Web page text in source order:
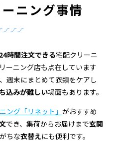
ニング事情
24時間注文できる宅配クリーニ
ーニング店も点在しています
週末にまとめて衣類をケアし
込みが難しい場面もあります。
ング「リネット」 がおすすめ
でき、集荷からお届けまで玄関
ちな衣替えにも便利です。